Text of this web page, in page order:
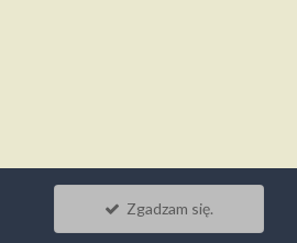
Zgadzam się.